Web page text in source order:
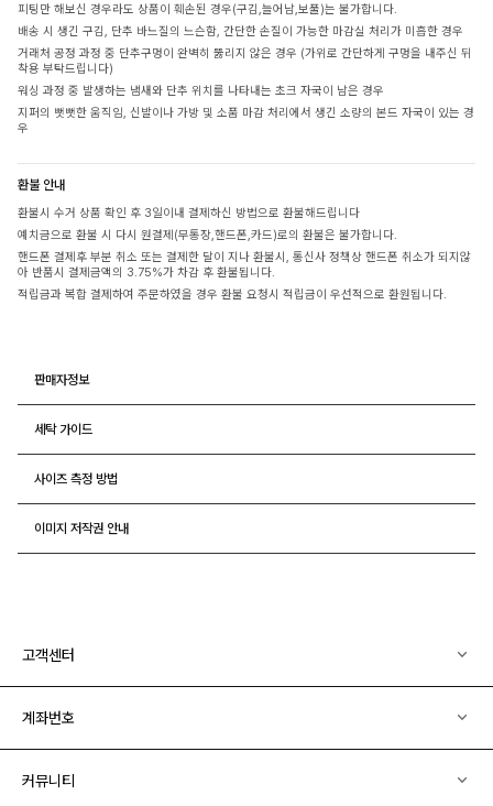
피팅만 해보신 경우라도 상품이 훼손된 경우(구김,늘어남,보풀)는 불가합니다.
배송 시 생긴 구김, 단추 바느질의 느슨함, 간단한 손질이 가능한 마감실 처리가 미흡한 경우
거래처 공정 과정 중 단추구멍이 완벽히 뚫리지 않은 경우 (가위로 간단하게 구멍을 내주신 뒤
착용 부탁드립니다)
워싱 과정 중 발생하는 냄새와 단추 위치를 나타내는 초크 자국이 남은 경우
지퍼의 뻣뻣한 움직임, 신발이나 가방 및 소품 마감 처리에서 생긴 소량의 본드 자국이 있는 경
우
환불 안내
환불시 수거 상품 확인 후 3일이내 결제하신 방법으로 환불해드립니다
예치금으로 환불 시 다시 원결제(무통장,핸드폰,카드)로의 환불은 불가합니다.
핸드폰 결제후 부분 취소 또는 결제한 달이 지나 환불시, 통신사 정책상 핸드폰 취소가 되지않
아 반품시 결제금액의 3.75%가 차감 후 환불됩니다.
적립금과 복합 결제하여 주문하였을 경우 환불 요청시 적립금이 우선적으로 환원됩니다.
판매자정보
세탁 가이드
사이즈 측정 방법
이미지 저작권 안내
고객센터
계좌번호
커뮤니티